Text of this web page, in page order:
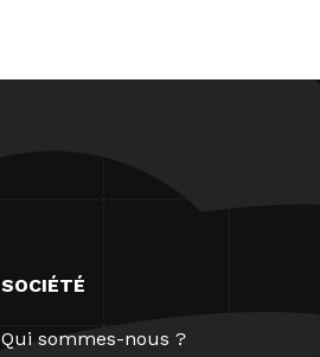
SOCIÉTÉ
Qui sommes-nous ?